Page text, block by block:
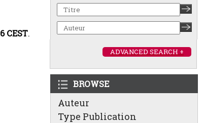
ADVANCED SEARCH +
BROWSE
Auteur
Type Publication
CEST.